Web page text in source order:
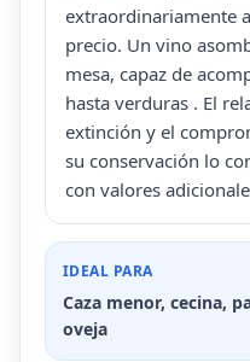
extraordinariamente
precio. Un vino
mesa, capaz de
hasta verduras . El
extinción y el
su conservación lo
con valores
IDEAL PARA
Caza menor, cecina,
oveja